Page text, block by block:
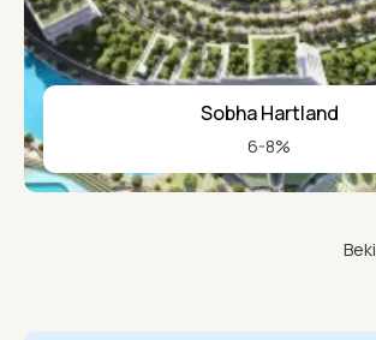
Sobha Hartland
6-8%